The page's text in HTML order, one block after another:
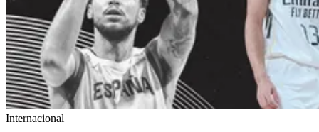
Internacional